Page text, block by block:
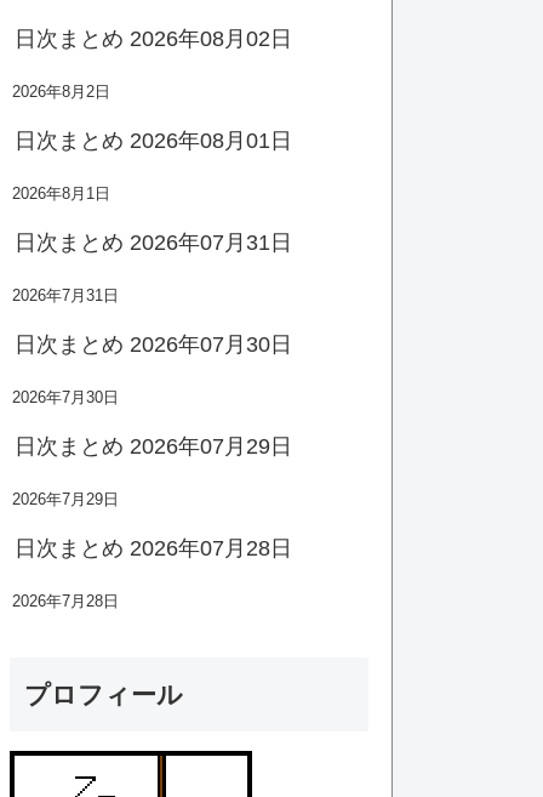
日次まとめ 2026年08月02日
2026年8月2日
日次まとめ 2026年08月01日
2026年8月1日
日次まとめ 2026年07月31日
2026年7月31日
日次まとめ 2026年07月30日
2026年7月30日
日次まとめ 2026年07月29日
2026年7月29日
日次まとめ 2026年07月28日
2026年7月28日
プロフィール